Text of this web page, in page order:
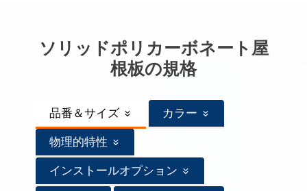
ソリッドポリカーボネート屋
根板の規格
品番＆サイズ カラー
物理的特性
インストールオプション